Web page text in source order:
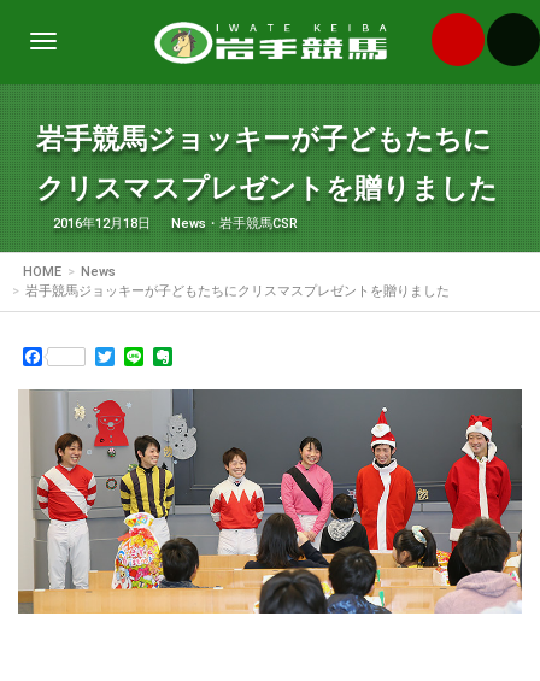
Toggle
岩手競馬ジョッキーが子どもたちに
クリスマスプレゼントを贈りました
2016年12月18日 News・岩手競馬CSR
HOME
News
岩手競馬ジョッキーが子どもたちにクリスマスプレゼントを贈りました
FacebookTwitter
Line